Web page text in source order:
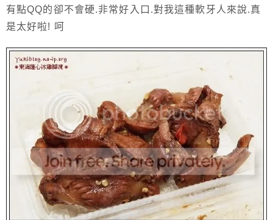
有點QQ的卻不會硬.非常好入口.對我這種軟牙人來說.真
是太好啦! 呵